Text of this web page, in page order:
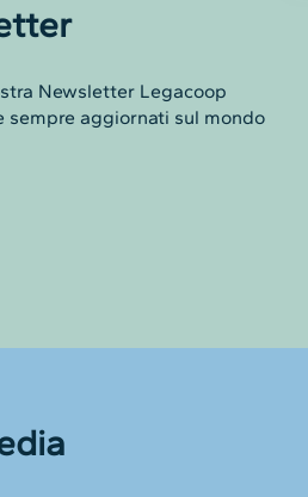
Newsletter Legacoop
sempre aggiornati sul mondo